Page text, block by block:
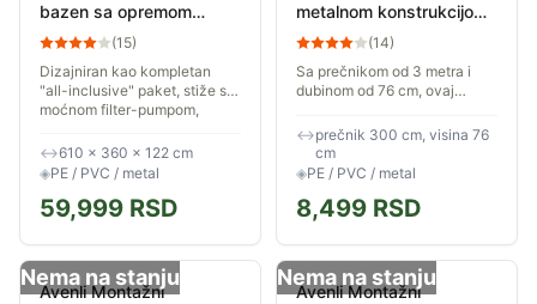
bazen sa opremom
610x360x122cm
(15)
Dizajniran kao kompletan
"all-inclusive" paket, stiže sa
moćnom filter-pumpom,
podlogom i pokrivačem.
Kombinacijom gornjeg...
↔610 × 360 × 122 cm
◈PE / PVC / metal
59,999 RSD
metalnom konstrukcijom
300x76cm Avenli 26-
(14)
Sa prečnikom od 3 metra i
dubinom od 76 cm, ovaj
za opuštanje cele porodice
tokom vrelih letnjih dana.
Izrađen na bazi...
↔prečnik 300 cm, visina 76
cm
◈PE / PVC / metal
8,499 RSD
Nema na stanju
Avenli Montažni
Nema na stanju
Avenli Montažni